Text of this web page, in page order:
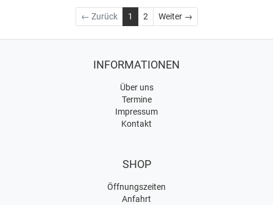
← Zurück 1 2 Weiter →Weiter
INFORMATIONEN
Über uns
Termine
Impressum
Kontakt
SHOP
Öffnungszeiten
Anfahrt